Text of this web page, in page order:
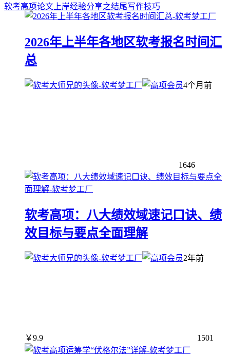
软考高项论文上岸经验分享之结尾写作技巧
2026年上半年各地区软考报名时间汇
总
4个月前
1646
软考高项：八大绩效域速记口诀、绩
效目标与要点全面理解
2年前
￥9.9 1501